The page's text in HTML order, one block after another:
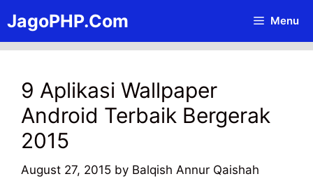
to
content
JagoPHP.Com Menu
9 Aplikasi Wallpaper
Android Terbaik Bergerak
2015
August 27, 2015 by Balqish Annur Qaishah